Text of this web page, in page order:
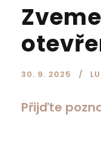
30. 9. 2025
Přijďte